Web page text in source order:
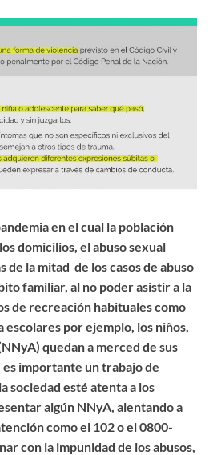
en el cual la población
domicilios, el abuso sexual
de la mitad de los casos de abuso
familiar, al no poder asistir a la
de recreación habituales como
por ejemplo, los niños,
quedan a merced de sus
importante un trabajo de
sociedad esté atenta a los
algún NNyA, alentando a
como el 102 o el 0800-
con la impunidad de los abusos,